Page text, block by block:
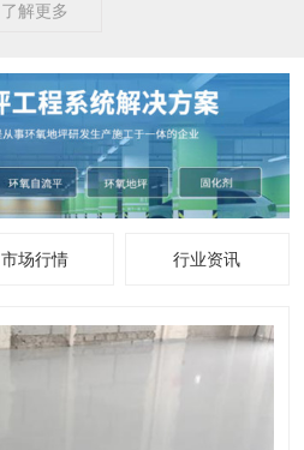
了解更多
市场行情 行业资讯